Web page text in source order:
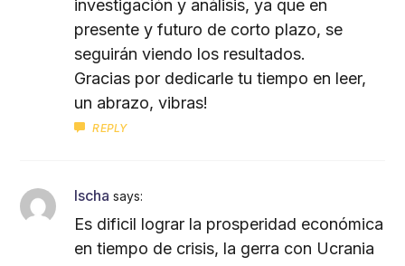
investigación y análisis, ya que en
presente y futuro de corto plazo, se
seguirán viendo los resultados.
Gracias por dedicarle tu tiempo en leer,
un abrazo, vibras!
REPLY
Ischasays:
Es dificil lograr la prosperidad económica
en tiempo de crisis, la gerra con Ucrania